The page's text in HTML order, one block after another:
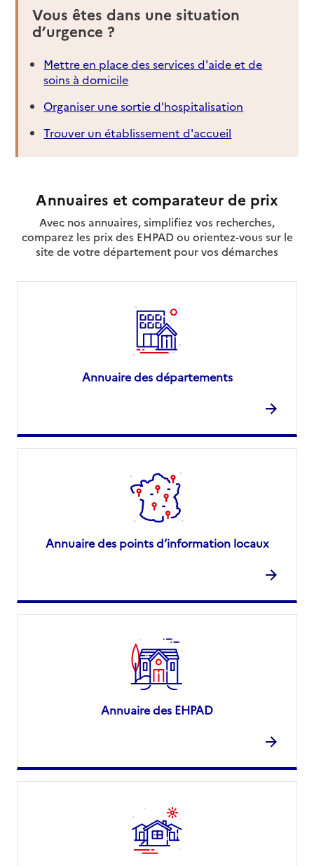
Vous êtes dans une situation
d’urgence ?
Mettre en place des services d'aide et de
soins à domicile
Organiser une sortie d'hospitalisation
Trouver un établissement d'accueil
Annuaires et comparateur de prix
Avec nos annuaires, simplifiez vos recherches,
comparez les prix des EHPAD ou orientez-vous sur le
site de votre département pour vos démarches
Annuaire des départements
Annuaire des points d’information locaux
Annuaire des EHPAD